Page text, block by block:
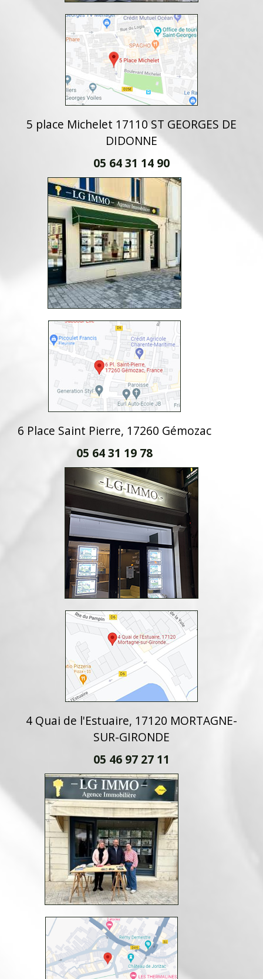
5 place Michelet 17110 ST GEORGES DE
DIDONNE
05 64 31 14 90
6 Place Saint Pierre, 17260 Gémozac
05 64 31 19 78
4 Quai de l'Estuaire, 17120 MORTAGNE-
SUR-GIRONDE
05 46 97 27 11